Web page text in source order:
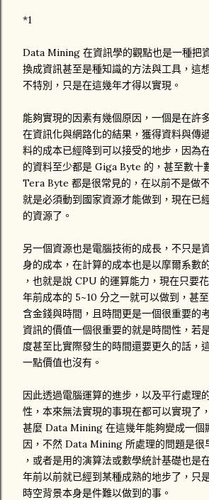
*1
Data Mining 在資訊學的觀點也是一種把
換成資訊甚至是種知識的方法與工具，這
不特別，只是在這幾年才得以實現。
能夠實現的因素有幾個原因，一個是在許
在資訊化與網路化的結果，獲得資料與傳
料的成本已經降到可以接受的地步，因為
的資料至少都是 Giga Byte 的，甚至數十
Tera Byte 都是很常見的，在以前不是做
就是必須動到國家資源才能做到，現在已
的資源了。
另一個資源也是電腦技術的成長，不只是
身的成本，在計算的成本也是以摩爾系數
，也就是說 CPU 的運算能力，現在只要
年前成本的 5~10 分之一就可以做到，甚
含金錢與時間，且時間更是一個很重要的
資訊的價值一個很重要的就是時間性，若
度甚至比實際發生的時間還要更久的話，
一點價值也沒有。
因此透過電腦運算的進步，以及平行處理
性，本來無法實現的事現在都可以實現了
甚麼 Data Mining 在這幾年能夠變成一個
因，不然 Data Mining 所處理的問題是很
，或者是用的演算法或數學統計基礎也是
年前以前就已經到某種成熟的地步了，只
時空背景本身是件難以做到的事。